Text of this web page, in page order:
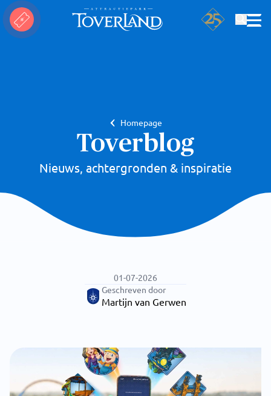
Homepage
Toverblog
Nieuws, achtergronden & inspiratie
01-07-2026
Geschreven door
Martijn van Gerwen